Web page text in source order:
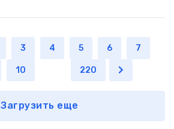
3 4 5 6 7
10 220
Загрузить еще